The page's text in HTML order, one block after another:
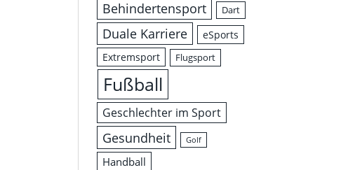
Behindertensport
Dart
Duale Karriere
eSports
Extremsport
Flugsport
Fußball
Geschlechter im Sport
Gesundheit Golf
Handball